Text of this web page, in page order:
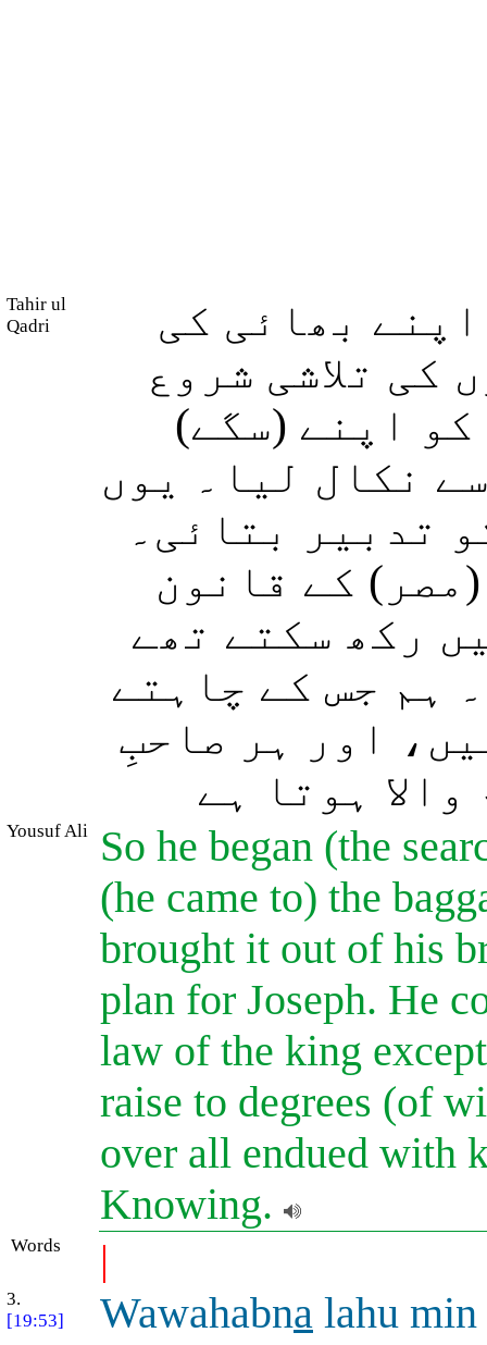
Tahir ul
Qadri
بھائی کی
کی تلاشی شروع
کو اپنے (سگے)
نکال لیا۔ یوں
تدبیر بتائی۔
کے قانون
رکھ سکتے تھے
ہم جس کے چاہتے
اور ہر صاحبِ
ہوتا ہے
Yousuf Ali
So he began (the
(he came to) the
brought it out of his
plan for Joseph. He
law of the king
raise to degrees (of
over all endued with
Knowing.
Words |
3.
[19:53]
Wawahabna lahu min